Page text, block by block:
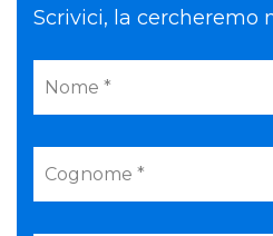
Scrivici, la cercheremo